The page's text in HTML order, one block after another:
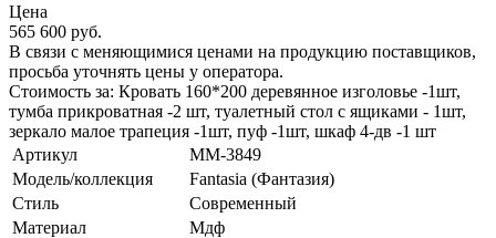
Цена
565 600 руб.
В связи с меняющимися ценами на продукцию поставщиков,
просьба уточнять цены у оператора.
Стоимость за: Кровать 160*200 деревянное изголовье -1шт,
тумба прикроватная -2 шт, туалетный стол с ящиками - 1шт,
зеркало малое трапеция -1шт, пуф -1шт, шкаф 4-дв -1 шт
Артикул
MM-3849
Модель/коллекция
Fantasia (Фантазия)
Стиль
Современный
Материал
Мдф